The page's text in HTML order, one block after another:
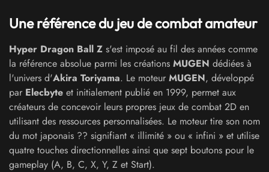
Une référence du jeu de combat amateur
Hyper Dragon Ball Z s'est imposé au fil des années comme
la référence absolue parmi les créations MUGEN dédiées à
l'univers d'Akira Toriyama. Le moteur MUGEN, développé
par Elecbyte et initialement publié en 1999, permet aux
créateurs de concevoir leurs propres jeux de combat 2D en
utilisant des ressources personnalisées. Le moteur tire son nom
du mot japonais ?? signifiant « illimité » ou « infini » et utilise
quatre touches directionnelles ainsi que sept boutons pour le
gameplay (A, B, C, X, Y, Z et Start).